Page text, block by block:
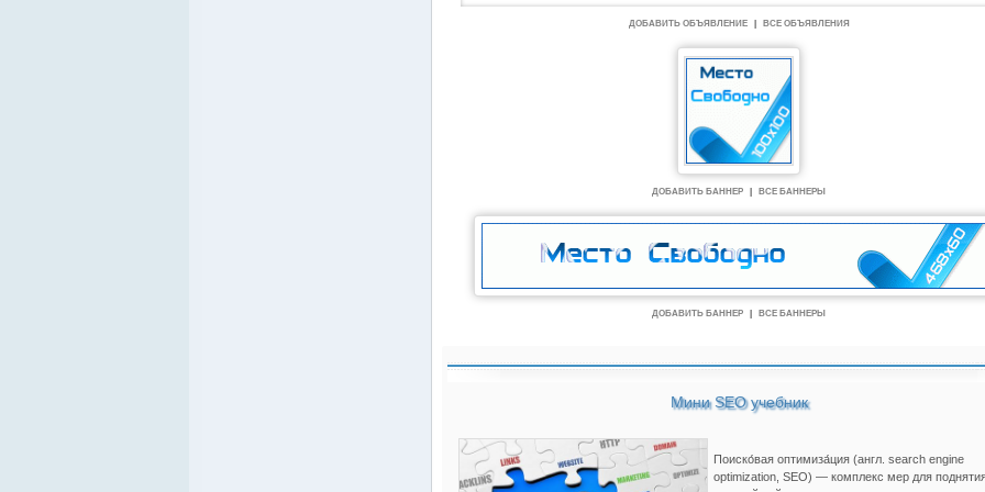
ДОБАВИТЬ ОБЪЯВЛЕНИЕ ВСЕ ОБЪЯВЛЕНИЯ
ДОБАВИТЬ БАННЕР ВСЕ БАННЕРЫ
ДОБАВИТЬ БАННЕР ВСЕ БАННЕРЫ
Мини SEO учебник
Поиско́вая оптимиза́ция (англ. search engine
optimization, SEO) — комплекс мер для